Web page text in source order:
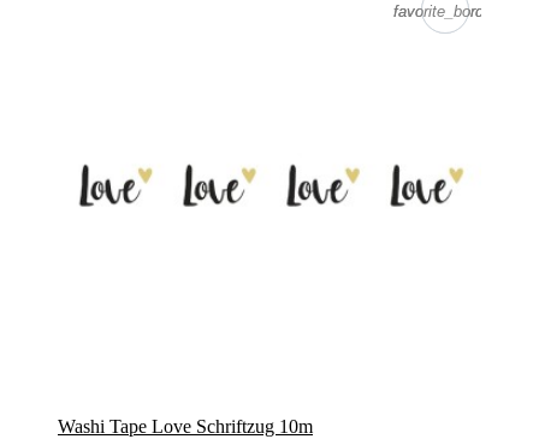
favorite_border
favorite_border
Washi Tape Love Schriftzug 10m